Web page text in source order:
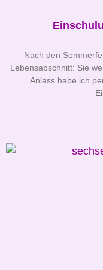
Nach den
Lebensabschnitt: Sie
Anlass habe ich